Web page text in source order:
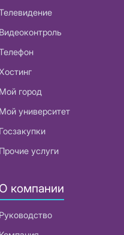
Видеоконтроль
Мой город
Мой университет
Госзакупки
Прочие услуги
О компании
Руководство